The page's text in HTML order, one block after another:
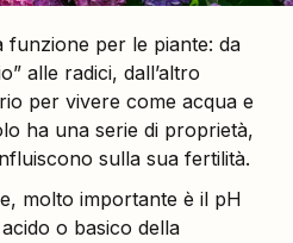
per le piante: da
alle radici, dall’altro
per vivere come acqua e
ha una serie di proprietà,
sulla sua fertilità.
molto importante è il pH
o basico della